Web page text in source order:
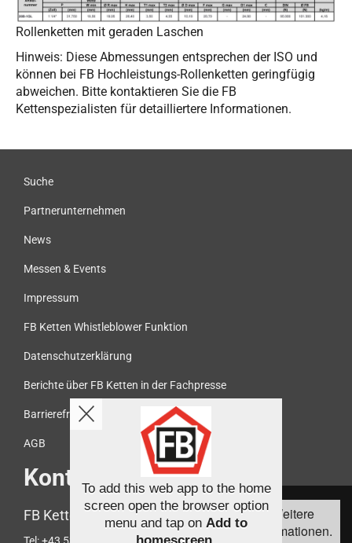
Diese Webseite
verwendet Cookies,
um die
Weitere
Informationen.
Rollenketten mit geraden Laschen
Hinweis: Diese Abmessungen entsprechen der ISO und
können bei FB Hochleistungs-Rollenketten geringfügig
abweichen. Bitte kontaktieren Sie die FB
Kettenspezialisten für detailliertere Informationen.
Suche
Partnerunternehmen
News
Messen & Events
Impressum
FB Ketten Whistleblower Funktion
Datenschutzerklärung
Berichte über FB Ketten in der Fachpresse
Barrierefreiheit
AGB
Kontakt
FB Ketten Handelsgesellschaft mbH
To add this web app to the home
screen open the browser option
menu and tap on Add to
homescreen